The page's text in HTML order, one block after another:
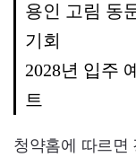
용인 고림 동
기회
2028년 입주
트
청약홈에 따르면